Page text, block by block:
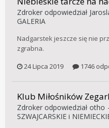
Zdroker odpowiedział
GALERIA
Nadgarstek jeszcze się nie
zgrabna.
24 Lipca 2019
1746
Klub Miłośników
Zdroker odpowiedział otho
SZWAJCARSKIE i